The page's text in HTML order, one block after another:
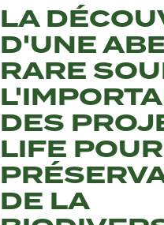
LA
D'UNE
RARE
DES
LIFE
DE LA